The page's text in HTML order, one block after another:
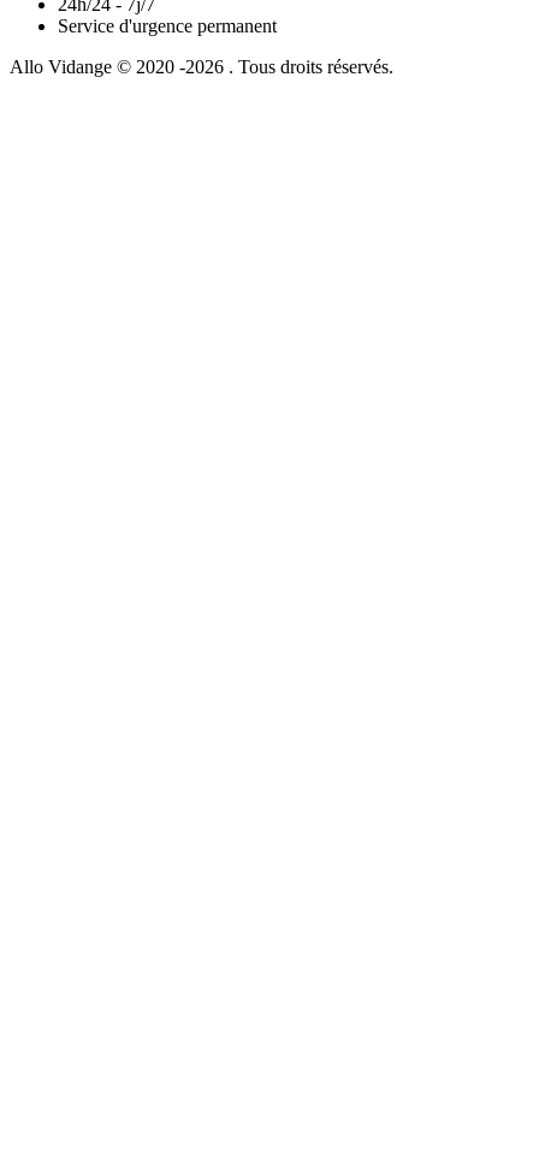
Service d'urgence permanent
Allo Vidange © 2020 -2026 . Tous droits réservés.